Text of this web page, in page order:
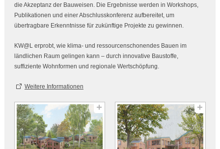
die Akzeptanz der Bauweisen. Die Ergebnisse werden in Workshops,
Publikationen und einer Abschlusskonferenz aufbereitet, um
übertragbare Erkenntnisse für zukünftige Projekte zu gewinnen.
KW@L erprobt, wie klima‑ und ressourcenschonendes Bauen im
ländlichen Raum gelingen kann – durch innovative Baustoffe,
suffiziente Wohnformen und regionale Wertschöpfung.
Weitere Informationen